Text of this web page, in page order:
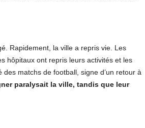
Rapidement, la ville a repris vie. Les
hôpitaux ont repris leurs activités et les
matchs de football, signe d’un retour à
paralysait la ville, tandis que leur